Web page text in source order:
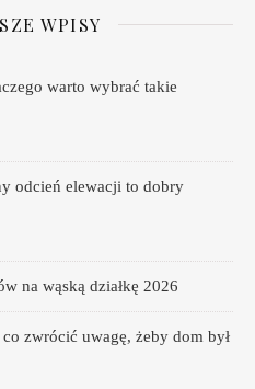
WPISY
warto wybrać takie
odcień elewacji to dobry
na wąską działkę 2026
zwrócić uwagę, żeby dom był